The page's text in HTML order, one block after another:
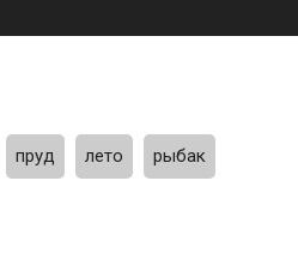
пруд лето рыбак